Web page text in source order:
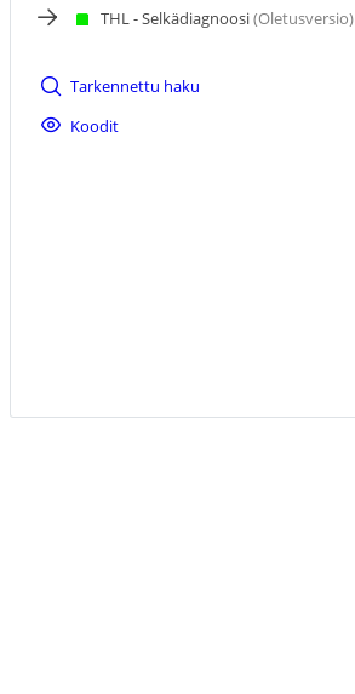
THL - Selkädiagnoosi(Oletusversio)
Tarkennettu haku
Koodit